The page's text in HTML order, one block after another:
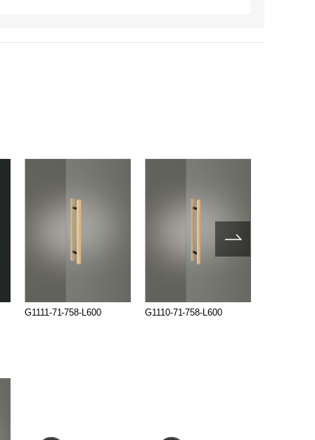
G1111-71-758-L600 G1110-71-758-L600